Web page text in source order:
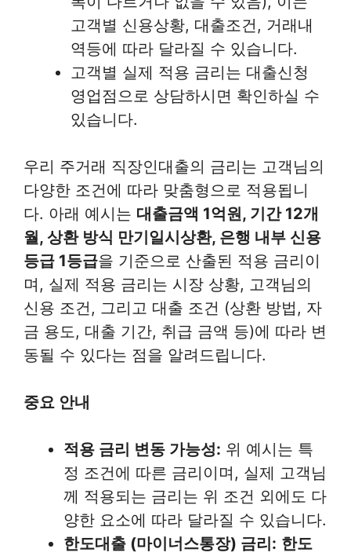
고객별 신용상황, 대출조건, 거래내
역등에 따라 달라질 수 있습니다.
고객별 실제 적용 금리는 대출신청
영업점으로 상담하시면 확인하실 수
있습니다.
우리 주거래 직장인대출의 금리는 고객님의
다양한 조건에 따라 맞춤형으로 적용됩니
다. 아래 예시는 대출금액 1억원, 기간 12개
월, 상환 방식 만기일시상환, 은행 내부 신용
등급 1등급을 기준으로 산출된 적용 금리이
며, 실제 적용 금리는 시장 상황, 고객님의
신용 조건, 그리고 대출 조건 (상환 방법, 자
금 용도, 대출 기간, 취급 금액 등)에 따라 변
동될 수 있다는 점을 알려드립니다.
중요 안내
적용 금리 변동 가능성: 위 예시는 특
정 조건에 따른 금리이며, 실제 고객님
께 적용되는 금리는 위 조건 외에도 다
양한 요소에 따라 달라질 수 있습니다.
한도대출 (마이너스통장) 금리: 한도